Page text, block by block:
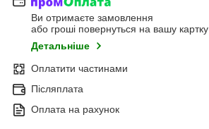
Ви отримаєте замовлення
або гроші повернуться на вашу картку
Детальніше
Оплатити частинами
Післяплата
Оплата на рахунок